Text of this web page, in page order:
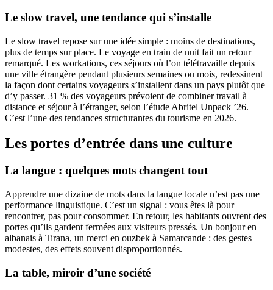
Le slow travel, une tendance qui s’installe
Le slow travel repose sur une idée simple : moins de destinations,
plus de temps sur place. Le voyage en train de nuit fait un retour
remarqué. Les workations, ces séjours où l’on télétravaille depuis
une ville étrangère pendant plusieurs semaines ou mois, redessinent
la façon dont certains voyageurs s’installent dans un pays plutôt que
d’y passer. 31 % des voyageurs prévoient de combiner travail à
distance et séjour à l’étranger, selon l’étude Abritel Unpack ’26.
C’est l’une des tendances structurantes du tourisme en 2026.
Les portes d’entrée dans une culture
La langue : quelques mots changent tout
Apprendre une dizaine de mots dans la langue locale n’est pas une
performance linguistique. C’est un signal : vous êtes là pour
rencontrer, pas pour consommer. En retour, les habitants ouvrent des
portes qu’ils gardent fermées aux visiteurs pressés. Un bonjour en
albanais à Tirana, un merci en ouzbek à Samarcande : des gestes
modestes, des effets souvent disproportionnés.
La table, miroir d’une société